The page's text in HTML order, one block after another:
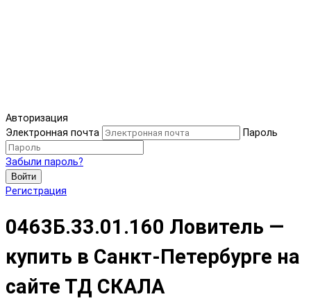
Авторизация
Электронная почта
Пароль
Забыли пароль?
Войти
Регистрация
0463Б.33.01.160 Ловитель —
купить в Санкт-Петербурге на
сайте ТД СКАЛА